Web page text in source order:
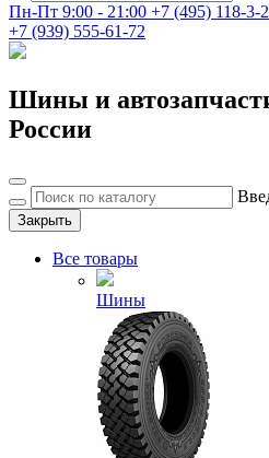
Пн-Пт 9:00 - 21:00 +7 (495) 118-3-
+7 (939) 555-61-72
Шины и
России
Закрыть
Все товары
Шины